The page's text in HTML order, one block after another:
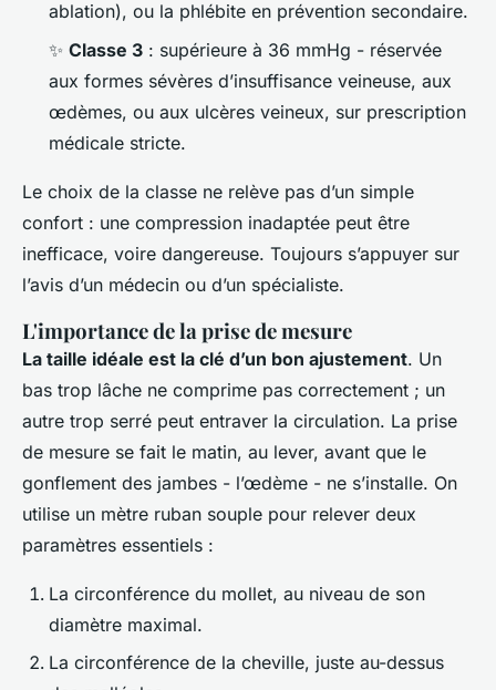
ablation), ou la phlébite en prévention secondaire.
✨ Classe 3 : supérieure à 36 mmHg - réservée
aux formes sévères d’insuffisance veineuse, aux
œdèmes, ou aux ulcères veineux, sur prescription
médicale stricte.
Le choix de la classe ne relève pas d’un simple
confort : une compression inadaptée peut être
inefficace, voire dangereuse. Toujours s’appuyer sur
l’avis d’un médecin ou d’un spécialiste.
L'importance de la prise de mesure
La taille idéale est la clé d’un bon ajustement. Un
bas trop lâche ne comprime pas correctement ; un
autre trop serré peut entraver la circulation. La prise
de mesure se fait le matin, au lever, avant que le
gonflement des jambes - l’œdème - ne s’installe. On
utilise un mètre ruban souple pour relever deux
paramètres essentiels :
La circonférence du mollet, au niveau de son
diamètre maximal.
La circonférence de la cheville, juste au-dessus